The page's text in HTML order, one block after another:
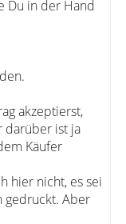
Du in der Hand
akzeptierst,
darüber ist ja
Käufer
hier nicht, es sei
gedruckt. Aber